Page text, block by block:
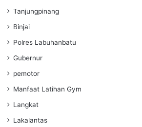
Tanjungpinang
Binjai
Polres Labuhanbatu
Gubernur
pemotor
Manfaat Latihan Gym
Langkat
Lakalantas